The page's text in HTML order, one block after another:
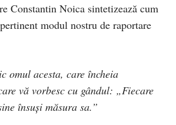
Constantin Noica sintetizează cum
modul nostru de raportare
omul acesta, care încheia
vă vorbesc cu gândul: „Fiecare
însuşi măsura sa.”